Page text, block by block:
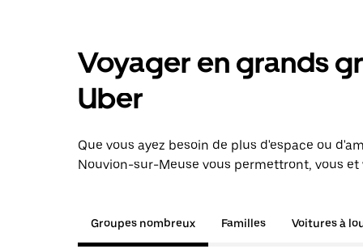
Voyager en grands
Uber
Que vous ayez besoin de plus d'espace ou
Nouvion-sur-Meuse vous permettront, vous
Groupes nombreux Familles Voitures à